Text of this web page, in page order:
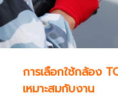
การเลือกใช้กล้อง
เหมาะสมกับงาน